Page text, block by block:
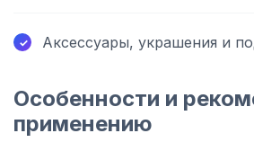
Аксессуары, украшения и
Особенности и
применению